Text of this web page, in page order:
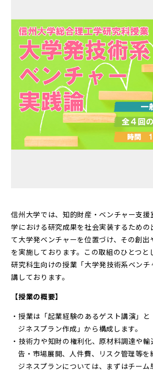
信州大学では、知的財産・ベンチャー支援
学における研究成果を社会実装するための
て大学発ベンチャーを位置づけ、その創出
を実施しております。この取組のひとつと
研究科生向けの授業「大学発技術系ベン
講しております。
【授業の概要】
・授業は「起業経験のあるゲスト講演」
ジネスプラン作成」から構成します。
・技術力や知財の権利化、原材料調達や
告・市場展開、人件費、リスク管理等を
ジネスプランについては、まずはチーム